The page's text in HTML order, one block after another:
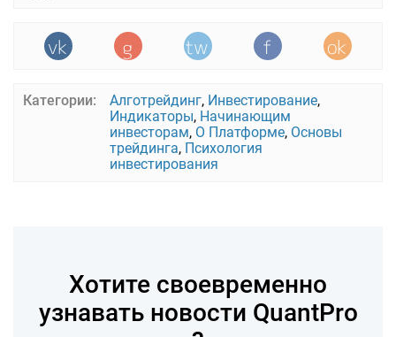
Категории: Алготрейдинг, Инвестирование,
Индикаторы, Начинающим
инвесторам, О Платформе, Основы
трейдинга, Психология
инвестирования
Хотите своевременно
узнавать новости QuantPro